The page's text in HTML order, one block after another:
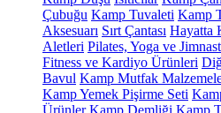
Çubuğu Kamp Tuvaleti Kamp
Aksesuarı Sırt Çantası Hayatta
Aletleri Pilates, Yoga ve
Fitness ve Kardiyo Ürünleri
Bavul Kamp Mutfak
Kamp Yemek Pişirme Seti
Ürünler Kamp Demliği Kamp